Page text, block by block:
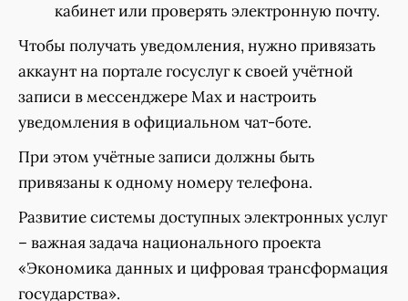
кабинет или проверять электронную почту.
Чтобы получать уведомления, нужно привязать
аккаунт на портале госуслуг к своей учётной
записи в мессенджере Мах и настроить
уведомления в официальном чат-боте.
При этом учётные записи должны быть
привязаны к одному номеру телефона.
Развитие системы доступных электронных услуг
– важная задача национального проекта
«Экономика данных и цифровая трансформация
государства».